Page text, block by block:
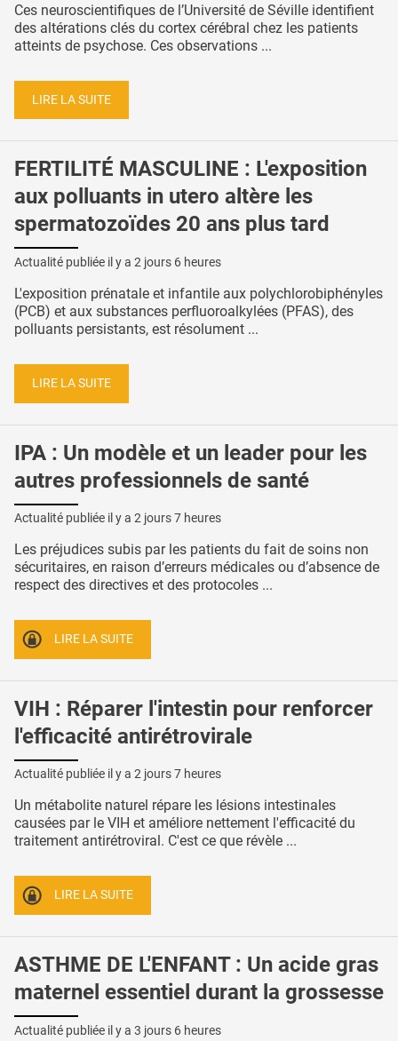
Ces neuroscientifiques de l’Université de Séville identifient
des altérations clés du cortex cérébral chez les patients
atteints de psychose. Ces observations ...
LIRE LA SUITE
FERTILITÉ MASCULINE : L'exposition
aux polluants in utero altère les
spermatozoïdes 20 ans plus tard
Actualité publiée il y a 2 jours 6 heures
L'exposition prénatale et infantile aux polychlorobiphényles
(PCB) et aux substances perfluoroalkylées (PFAS), des
polluants persistants, est résolument ...
LIRE LA SUITE
IPA : Un modèle et un leader pour les
autres professionnels de santé
Actualité publiée il y a 2 jours 7 heures
Les préjudices subis par les patients du fait de soins non
sécuritaires, en raison d’erreurs médicales ou d’absence de
respect des directives et des protocoles ...
LIRE LA SUITE
VIH : Réparer l'intestin pour renforcer
l'efficacité antirétrovirale
Actualité publiée il y a 2 jours 7 heures
Un métabolite naturel répare les lésions intestinales
causées par le VIH et améliore nettement l'efficacité du
traitement antirétroviral. C'est ce que révèle ...
LIRE LA SUITE
ASTHME DE L'ENFANT : Un acide gras
maternel essentiel durant la grossesse
Actualité publiée il y a 3 jours 6 heures